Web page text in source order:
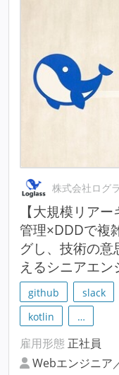
株式会社ログ
【大規模リア
管理×DDDで複
グし、技術の
えるシニアエン
github slack
kotlin
…
雇用形態 正社員
Webエンジニア